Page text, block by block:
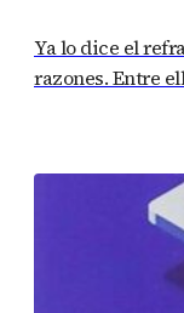
Ya lo dice el
razones. Entre